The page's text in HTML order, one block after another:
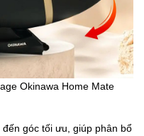
Okinawa Home Mate
đến góc tối ưu, giúp phân bổ